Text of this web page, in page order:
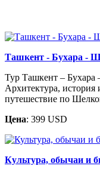
Ташкент - Бухара -
Тур Ташкент – Бухара
Архитектура,
путешествие по
Цена: 399 USD
Культура, обычаи и